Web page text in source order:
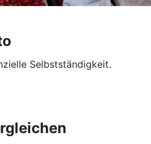
Selbstständigkeit.